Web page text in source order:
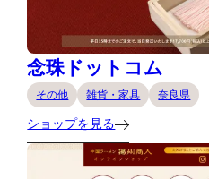
念珠ドットコム
その他 雑貨・家具 奈良県
ショップを見る